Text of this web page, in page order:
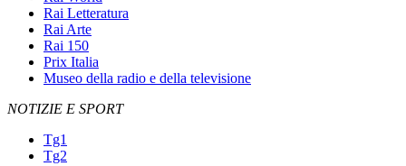
Rai Letteratura
Rai Arte
Rai 150
Prix Italia
Museo della radio e della televisione
NOTIZIE E SPORT
Tg1
Tg2